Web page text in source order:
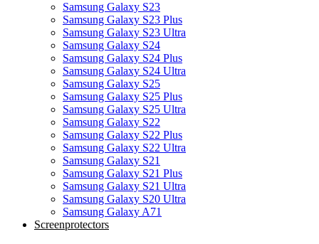
Samsung Galaxy S23
Samsung Galaxy S23 Plus
Samsung Galaxy S23 Ultra
Samsung Galaxy S24
Samsung Galaxy S24 Plus
Samsung Galaxy S24 Ultra
Samsung Galaxy S25
Samsung Galaxy S25 Plus
Samsung Galaxy S25 Ultra
Samsung Galaxy S22
Samsung Galaxy S22 Plus
Samsung Galaxy S22 Ultra
Samsung Galaxy S21
Samsung Galaxy S21 Plus
Samsung Galaxy S21 Ultra
Samsung Galaxy S20 Ultra
Samsung Galaxy A71
Screenprotectors